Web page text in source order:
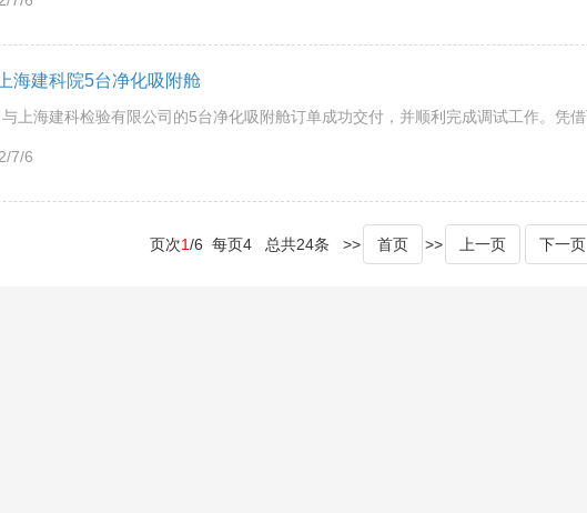
海建科院5台净化吸附舱
7/6
页次1/6 每页4 总共24条 >> 首页 >> 上一页 下一页